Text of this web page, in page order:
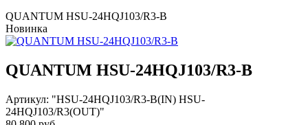
QUANTUM HSU-24HQJ103/R3-B
Новинка
QUANTUM HSU-24HQJ103/R3-B
Артикул: "HSU-24HQJ103/R3-B(IN) HSU-
24HQJ103/R3(OUT)"